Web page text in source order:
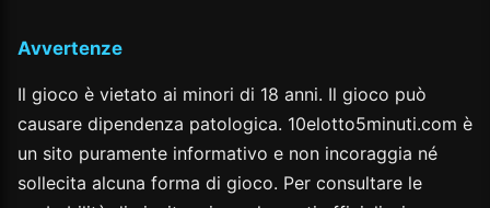
Avvertenze
Il gioco è vietato ai minori di 18 anni. Il gioco può
causare dipendenza patologica. 10elotto5minuti.com è
un sito puramente informativo e non incoraggia né
sollecita alcuna forma di gioco. Per consultare le